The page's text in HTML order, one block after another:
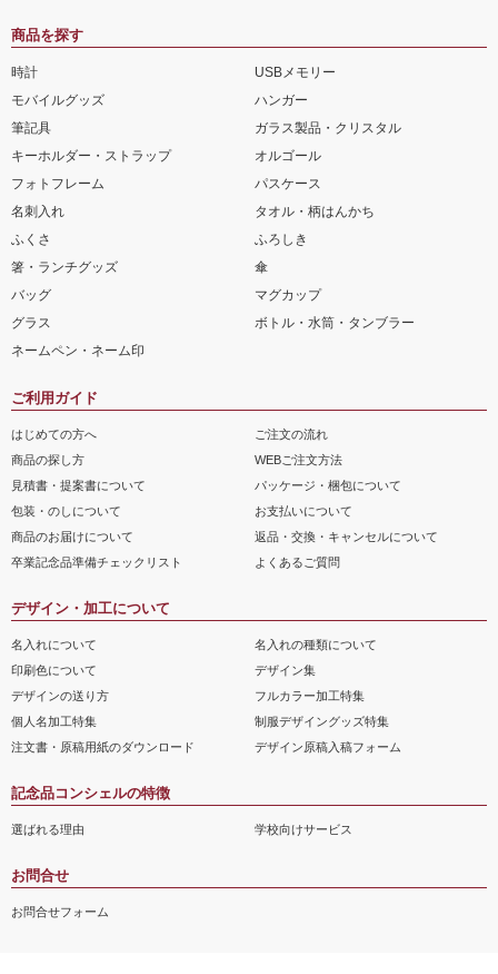
商品を探す
時計
USBメモリー
モバイルグッズ
ハンガー
筆記具
ガラス製品・クリスタル
キーホルダー・ストラップ
オルゴール
フォトフレーム
パスケース
名刺入れ
タオル・柄はんかち
ふくさ
ふろしき
箸・ランチグッズ
傘
バッグ
マグカップ
グラス
ボトル・水筒・タンブラー
ネームペン・ネーム印
ご利用ガイド
はじめての方へ
ご注文の流れ
商品の探し方
WEBご注文方法
見積書・提案書について
パッケージ・梱包について
包装・のしについて
お支払いについて
商品のお届けについて
返品・交換・キャンセルについて
卒業記念品準備チェックリスト
よくあるご質問
デザイン・加工について
名入れについて
名入れの種類について
印刷色について
デザイン集
デザインの送り方
フルカラー加工特集
個人名加工特集
制服デザイングッズ特集
注文書・原稿用紙のダウンロード
デザイン原稿入稿フォーム
記念品コンシェルの特徴
選ばれる理由 学校向けサービス
お問合せ
お問合せフォーム